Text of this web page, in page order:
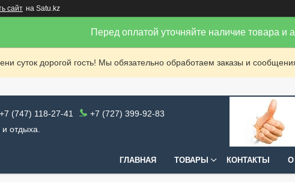
сайт на Satu.kz
Перед оплатой уточняйте наличие товара и
суток дорогой гость! Мы обязательно обработаем заказы и
+7 (747) 118-27-41
+7 (727) 399-92-83
отдыха.
ГЛАВНАЯ ТОВАРЫ КОНТАКТЫ О